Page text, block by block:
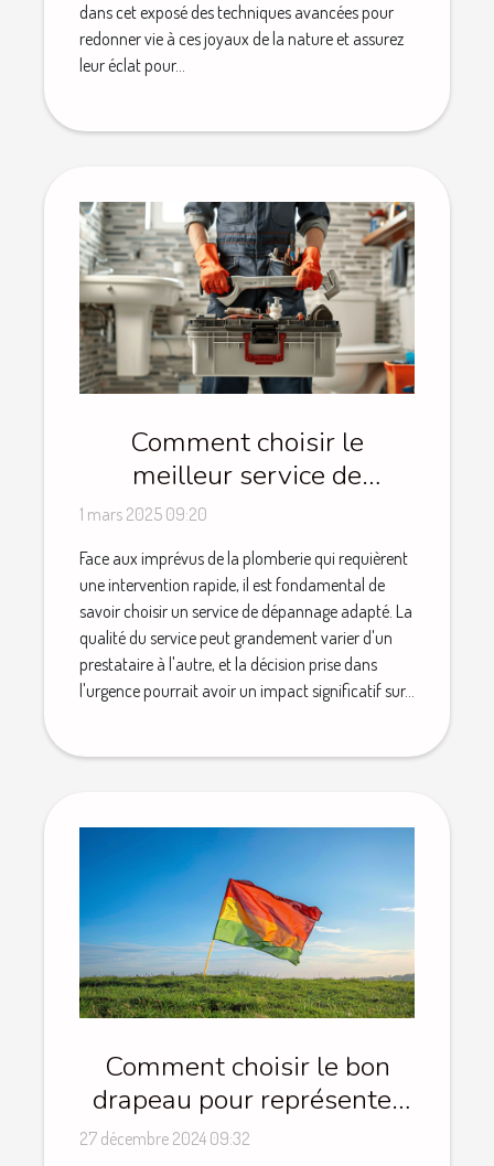
dans cet exposé des techniques avancées pour
redonner vie à ces joyaux de la nature et assurez
leur éclat pour...
Comment choisir le
meilleur service de
plomberie d'urgence
1 mars 2025 09:20
Face aux imprévus de la plomberie qui requièrent
une intervention rapide, il est fondamental de
savoir choisir un service de dépannage adapté. La
qualité du service peut grandement varier d'un
prestataire à l'autre, et la décision prise dans
l'urgence pourrait avoir un impact significatif sur...
Comment choisir le bon
drapeau pour représenter
votre identité
27 décembre 2024 09:32